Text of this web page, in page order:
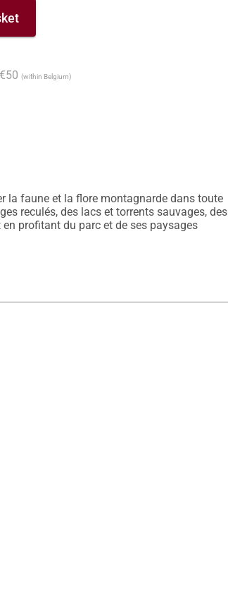
(within Belgium)
la faune et la flore montagnarde dans toute
reculés, des lacs et torrents sauvages, des
profitant du parc et de ses paysages